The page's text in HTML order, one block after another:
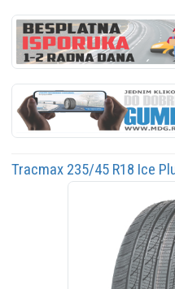
Tracmax 235/45 R18 Ice